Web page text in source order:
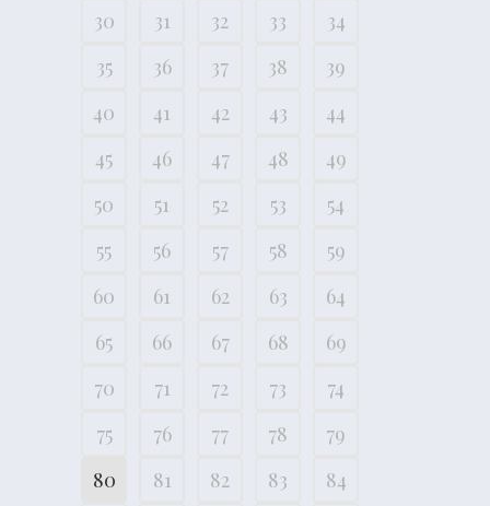
30
31 32 33
34
35
36 37 38
39
40
41 42 43
44
45
46 47 48
49
50
51 52 53
54
55
56 57 58
59
60
61 62 63
64
65
66 67 68
69
70
71 72 73
74
75
76 77 78
79
80
81 82 83
84